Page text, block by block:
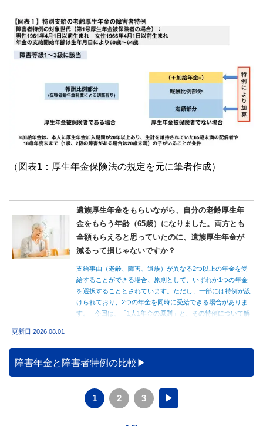
（図表1：厚生年金保険法の規定を元に筆者作成）
遺族厚生年金をもらいながら、自分の老齢厚生年
金をもらう年齢（65歳）になりました。両方とも
全額もらえると思っていたのに、遺族厚生年金が
減るって損じゃないですか？
支給事由（老齢、障害、遺族）が異なる2つ以上の年金を受
給することができる場合、原則として、いずれか1つの年金
を選択することとされています。ただし、一部には特例が設
けられており、2つの年金を同時に受給できる場合がありま
す。 今回は、「1人1年金の原則」と、その特例について解
更新日:2026.08.01
障害年金と障害者特例の比較
1 2 3 ▶